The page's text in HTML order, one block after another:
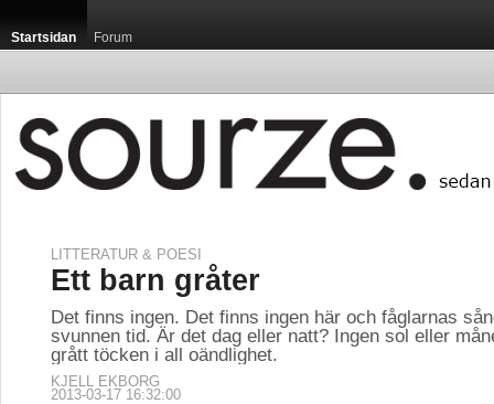
Startsidan Forum
LITTERATUR & POESI
Ett barn gråter
Det finns ingen. Det finns ingen här och fåglarnas
svunnen tid. Är det dag eller natt? Ingen sol eller
grått töcken i all oändlighet.
KJELL EKBORG
2013-03-17 16:32:00